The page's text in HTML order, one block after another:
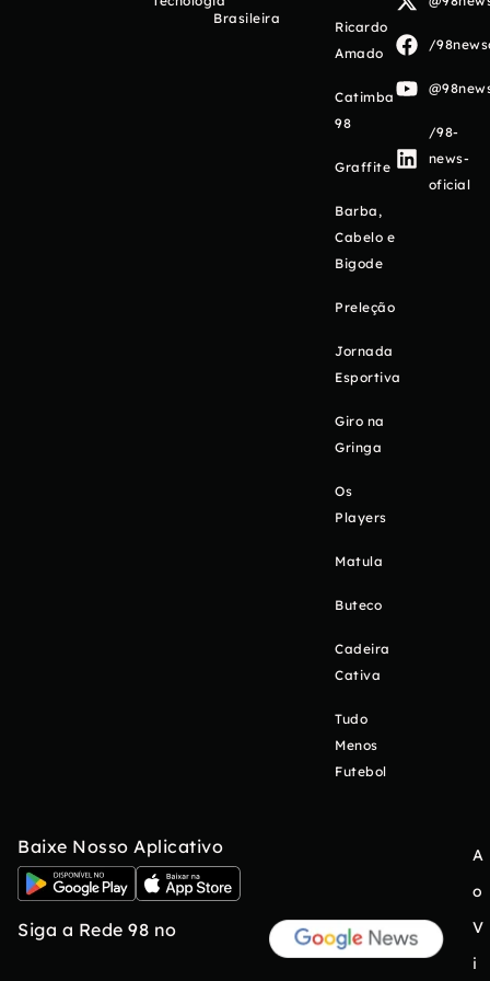
Brasileira
Ricardo
Amado
Catimba
98
Graffite
Barba,
Cabelo e
Bigode
Preleção
Jornada
Esportiva
Giro na
Gringa
Os
Players
Matula
Buteco
Cadeira
Cativa
Tudo
Menos
Futebol
/
/98-
news-
oficial
Baixe Nosso Aplicativo
Siga a Rede 98 no
A
o
V
i